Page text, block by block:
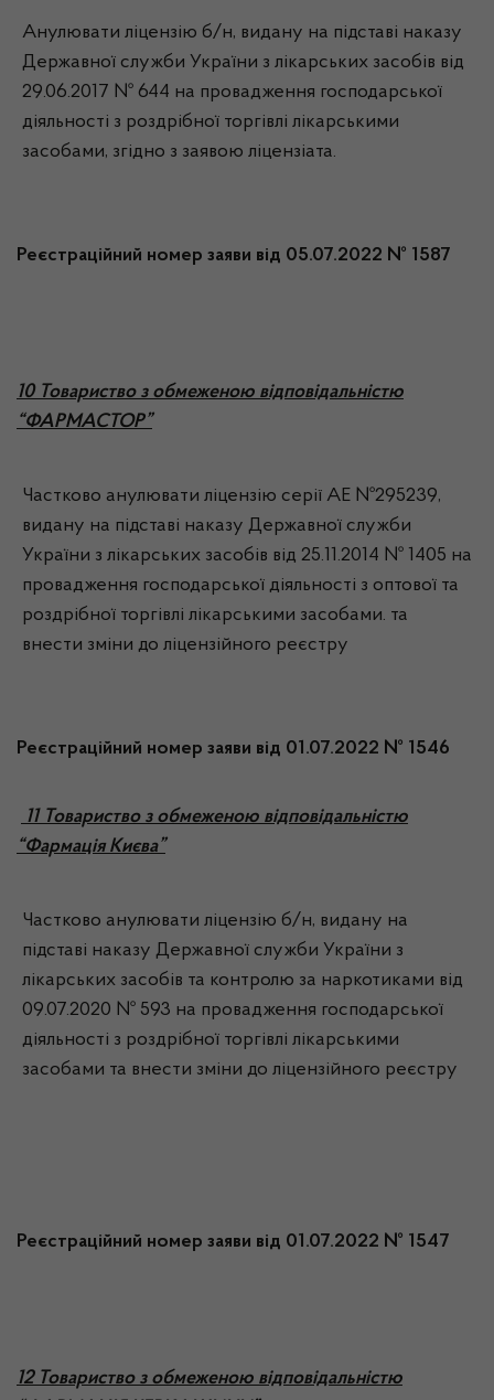
Анулювати ліцензію б/н, видану на підставі наказу
Державної служби України з лікарських засобів від
29.06.2017 № 644 на провадження господарської
діяльності з роздрібної торгівлі лікарськими
засобами, згідно з заявою ліцензіата.
Реєстраційний номер заяви від 05.07.2022 № 1587
10 Товариство з обмеженою відповідальністю
“ФАРМАСТОР”
Частково анулювати ліцензію серії АЕ №295239,
видану на підставі наказу Державної служби
України з лікарських засобів від 25.11.2014 № 1405 на
провадження господарської діяльності з оптової та
роздрібної торгівлі лікарськими засобами. та
внести зміни до ліцензійного реєстру
Реєстраційний номер заяви від 01.07.2022 № 1546
11 Товариство з обмеженою відповідальністю
“Фармація Києва”
Частково анулювати ліцензію б/н, видану на
підставі наказу Державної служби України з
лікарських засобів та контролю за наркотиками від
09.07.2020 № 593 на провадження господарської
діяльності з роздрібної торгівлі лікарськими
засобами та внести зміни до ліцензійного реєстру
Реєстраційний номер заяви від 01.07.2022 № 1547
12 Товариство з обмеженою відповідальністю